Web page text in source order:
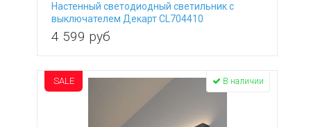
Настенный светодиодный светильник с
выключателем Декарт CL704410
4 599 руб
SALE В наличии